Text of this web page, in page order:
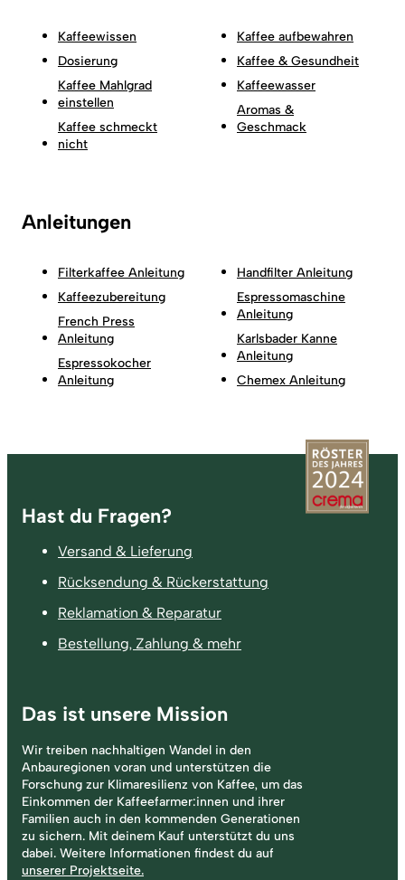
Kaffeewissen
Dosierung
Kaffee Mahlgrad
einstellen
Kaffee schmeckt
nicht
Kaffee aufbewahren
Kaffee & Gesundheit
Kaffeewasser
Aromas &
Geschmack
Anleitungen
Filterkaffee Anleitung
Kaffeezubereitung
French Press
Anleitung
Espressokocher
Anleitung
Handfilter Anleitung
Espressomaschine
Anleitung
Karlsbader Kanne
Anleitung
Chemex Anleitung
Fußzeile
Hast du Fragen?
Versand & Lieferung
Rücksendung & Rückerstattung
Reklamation & Reparatur
Bestellung, Zahlung & mehr
Das ist unsere Mission
Wir treiben nachhaltigen Wandel in den
Anbauregionen voran und unterstützen die
Forschung zur Klimaresilienz von Kaffee, um das
Einkommen der Kaffeefarmer:innen und ihrer
Familien auch in den kommenden Generationen
zu sichern. Mit deinem Kauf unterstützt du uns
dabei. Weitere Informationen findest du auf
unserer Projektseite.